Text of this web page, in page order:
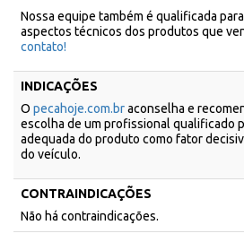
Nossa equipe também é qualificada
aspectos técnicos dos produtos que
contato!
INDICAÇÕES
O pecahoje.com.braconselha e
escolha de um profissional qualificado
adequada do produto como fator
do veículo.
CONTRAINDICAÇÕES
Não há contraindicações.